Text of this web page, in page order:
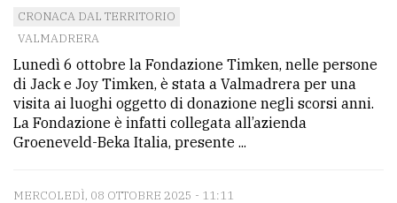
CRONACA DAL TERRITORIO
VALMADRERA
Lunedì 6 ottobre la Fondazione Timken, nelle persone
di Jack e Joy Timken, è stata a Valmadrera per una
visita ai luoghi oggetto di donazione negli scorsi anni.
La Fondazione è infatti collegata all’azienda
Groeneveld-Beka Italia, presente ...
MERCOLEDÌ, 08 OTTOBRE 2025 - 11:11